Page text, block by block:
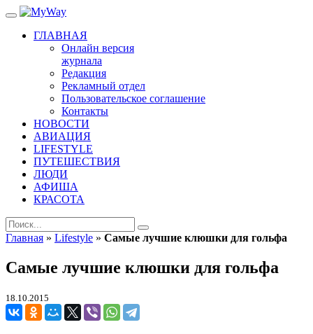
ГЛАВНАЯ
Онлайн версия
журнала
Редакция
Рекламный отдел
Пользовательское соглашение
Контакты
НОВОСТИ
АВИАЦИЯ
LIFESTYLE
ПУТЕШЕСТВИЯ
ЛЮДИ
АФИША
КРАСОТА
Главная » Lifestyle » Самые лучшие клюшки для гольфа
Самые лучшие клюшки для гольфа
18.10.2015